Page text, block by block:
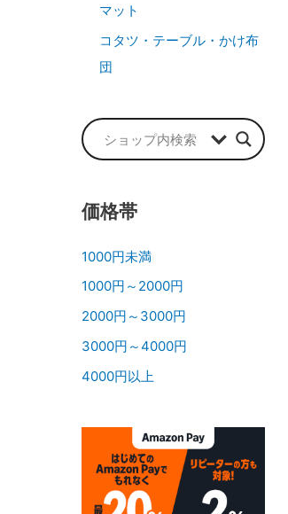
マット
コタツ・テーブル・かけ布
団
価格帯
1000円未満
1000円～2000円
2000円～3000円
3000円～4000円
4000円以上